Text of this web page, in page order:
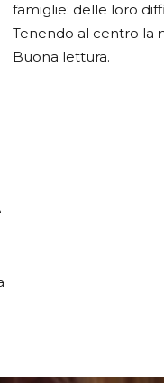
famiglie: delle loro
Tenendo al centro la
Buona lettura.